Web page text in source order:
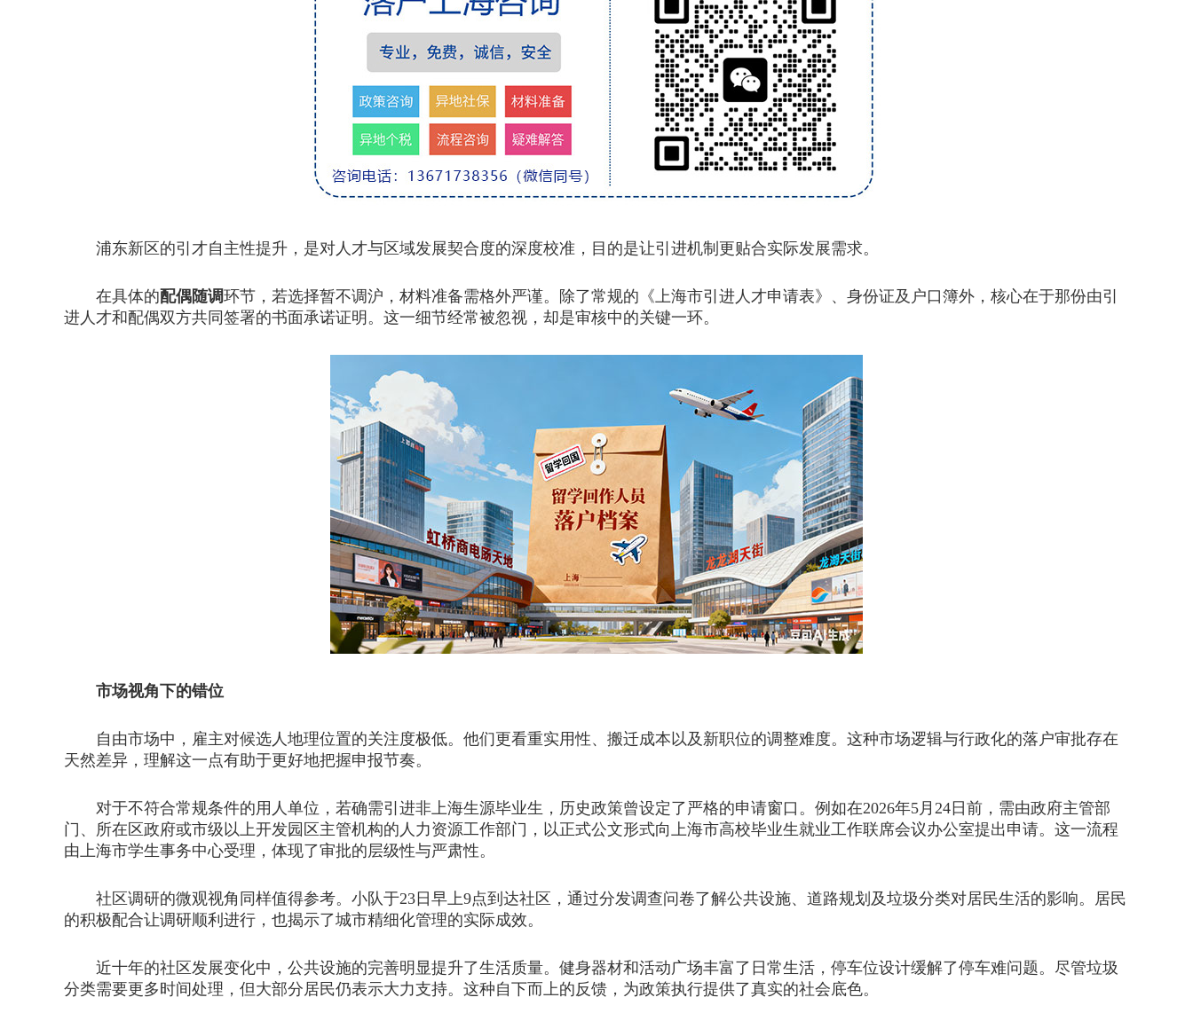
浦东新区的引才自主性提升，是对人才与区域发展契合度的深度校准，目的是让引进机制更贴合实际发展需求。
在具体的配偶随调环节，若选择暂不调沪，材料准备需格外严谨。除了常规的《上海市引进人才申请表》、身份证及户口簿外，核心在于那份由引
进人才和配偶双方共同签署的书面承诺证明。这一细节经常被忽视，却是审核中的关键一环。
市场视角下的错位
自由市场中，雇主对候选人地理位置的关注度极低。他们更看重实用性、搬迁成本以及新职位的调整难度。这种市场逻辑与行政化的落户审批存在
天然差异，理解这一点有助于更好地把握申报节奏。
对于不符合常规条件的用人单位，若确需引进非上海生源毕业生，历史政策曾设定了严格的申请窗口。例如在2026年5月24日前，需由政府主管部
门、所在区政府或市级以上开发园区主管机构的人力资源工作部门，以正式公文形式向上海市高校毕业生就业工作联席会议办公室提出申请。这一流程
由上海市学生事务中心受理，体现了审批的层级性与严肃性。
社区调研的微观视角同样值得参考。小队于23日早上9点到达社区，通过分发调查问卷了解公共设施、道路规划及垃圾分类对居民生活的影响。居民
的积极配合让调研顺利进行，也揭示了城市精细化管理的实际成效。
近十年的社区发展变化中，公共设施的完善明显提升了生活质量。健身器材和活动广场丰富了日常生活，停车位设计缓解了停车难问题。尽管垃圾
分类需要更多时间处理，但大部分居民仍表示大力支持。这种自下而上的反馈，为政策执行提供了真实的社会底色。